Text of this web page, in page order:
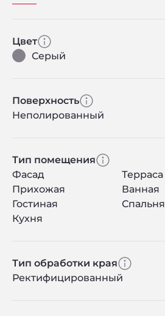
Цвет
Серый
Поверхность
Неполированный
Тип помещения
Фасад
Терраса
Прихожая
Ванная
Гостиная
Спальня
Кухня
Тип обработки края
Ректифицированный